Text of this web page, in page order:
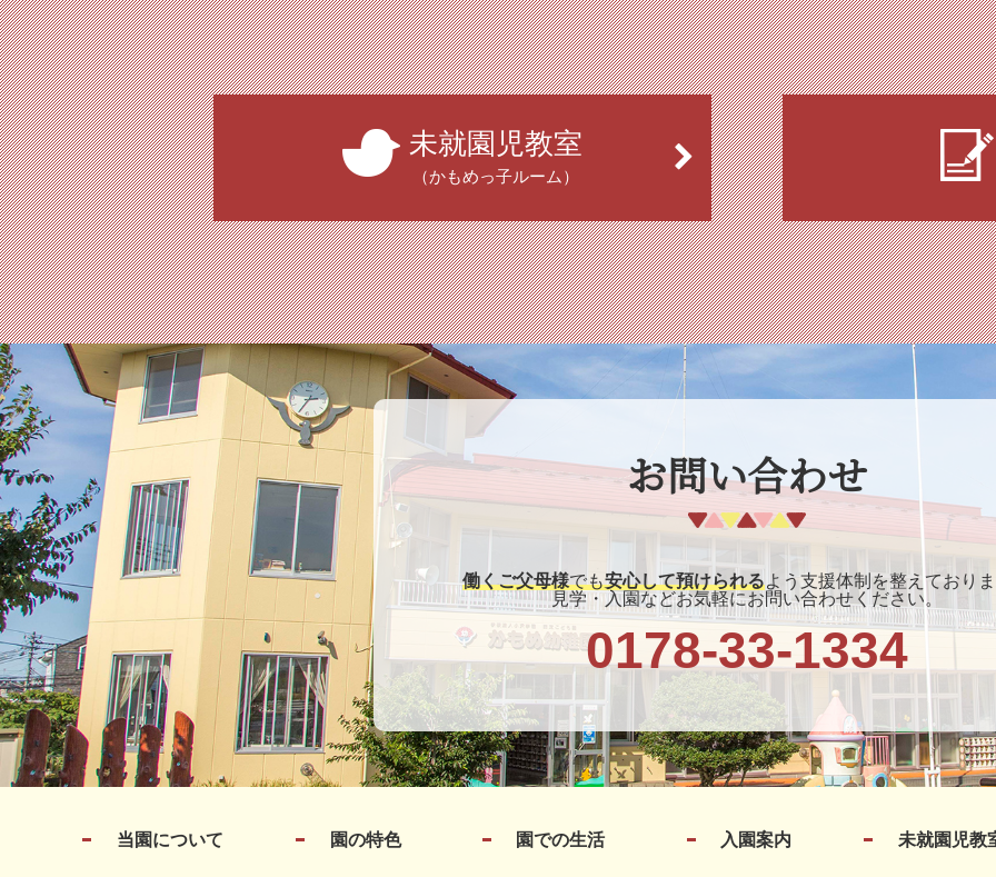
未就園児教室
（かもめっ子ルーム）
お問い合わせ
働くご父母様でも安心して預けられるよう支援体制を整えており
見学・入園などお気軽にお問い合わせください。
0178-33-1334
当園について 園の特色 園での生活 入園案内 未就園児教